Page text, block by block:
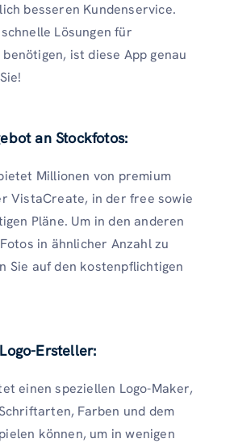
besseren Kundenservice.
Lösungen für
ist diese App genau
an Stockfotos:
Millionen von premium
VistaCreate, in der free sowie
Pläne. Um in den anderen
in ähnlicher Anzahl zu
Sie auf den kostenpflichtigen
Ersteller:
einen speziellen Logo-Maker,
Farben und dem
können, um in wenigen